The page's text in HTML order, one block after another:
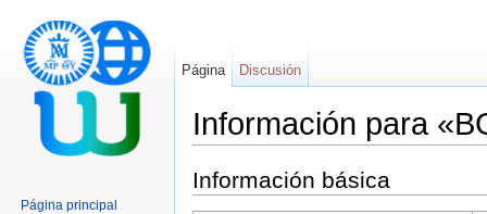
Información para
Información básica
Página Discusión
Página principal